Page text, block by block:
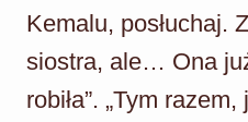
Kemalu, posłuchaj.
siostra, ale… Ona
robiła”. „Tym